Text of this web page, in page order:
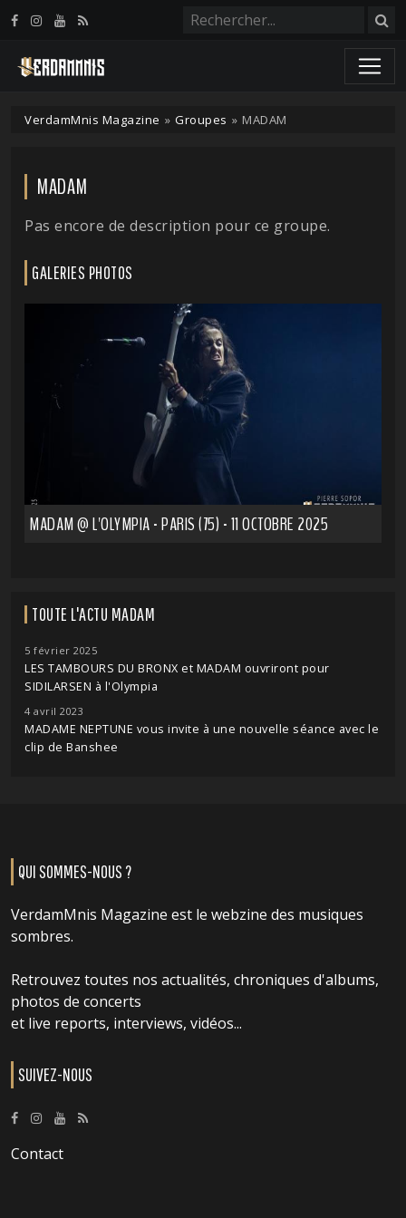
VerdamMnis Magazine » Groupes » MADAM
MADAM
Pas encore de description pour ce groupe.
GALERIES PHOTOS
MADAM @ L'OLYMPIA - PARIS (75) - 11 OCTOBRE 2025
TOUTE L'ACTU MADAM
5 février 2025
LES TAMBOURS DU BRONX et MADAM ouvriront pour
SIDILARSEN à l'Olympia
4 avril 2023
MADAME NEPTUNE vous invite à une nouvelle séance avec le
clip de Banshee
QUI SOMMES-NOUS ?
VerdamMnis Magazine est le webzine des musiques
sombres.
Retrouvez toutes nos actualités, chroniques d'albums,
photos de concerts
et live reports, interviews, vidéos...
SUIVEZ-NOUS
Contact
Panneau de gestion des cookies